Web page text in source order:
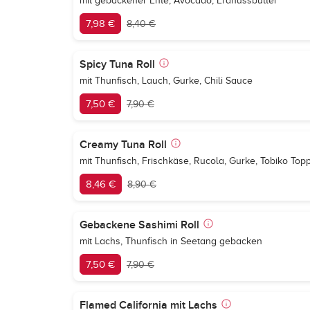
7,98 € 8,40 €
Spicy Tuna Roll
mit Thunfisch, Lauch, Gurke, Chili Sauce
7,50 € 7,90 €
Creamy Tuna Roll
mit Thunfisch, Frischkäse, Rucola, Gurke, Tobiko
8,46 € 8,90 €
Gebackene Sashimi Roll
mit Lachs, Thunfisch in Seetang gebacken
7,50 € 7,90 €
Flamed California mit Lachs